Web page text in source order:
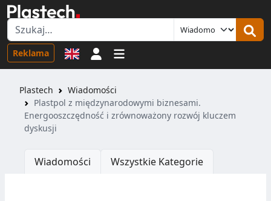
Reklama Logowanie
Plastech
Wiadomości
Plastpol z międzynarodowymi biznesami.
Energooszczędność i zrównoważony rozwój kluczem
dyskusji
Wiadomości Wszystkie Kategorie